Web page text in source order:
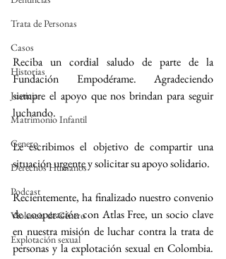
Trata de Personas
Casos
Historias
Justicia
Matrimonio Infantil
Genero
Derechos Humanos
Podcast
Violencia de Género
Explotación sexual
Reciba un cordial saludo de parte de la
Fundación Empodérame. Agradeciendo
siempre el apoyo que nos brindan para seguir
luchando.
Le escribimos el objetivo de compartir una
situación urgente y solicitar su apoyo solidario.
Recientemente, ha finalizado nuestro convenio
de cooperación con Atlas Free, un socio clave
en nuestra misión de luchar contra la trata de
personas y la explotación sexual en Colombia.